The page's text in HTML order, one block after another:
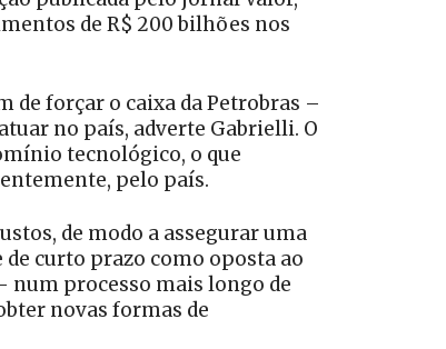
de R$ 200 bilhões nos
de forçar o caixa da Petrobras –
no país, adverte Gabrielli. O
tecnológico, o que
pelo país.
de modo a assegurar uma
curto prazo como oposta ao
num processo mais longo de
novas formas de